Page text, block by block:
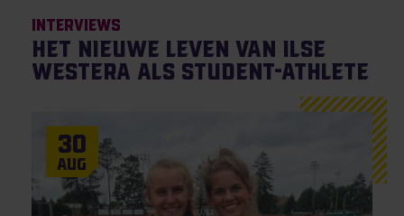
Interviews
Het nieuwe leven van Ilse
Westera als student-athlete
30
Aug